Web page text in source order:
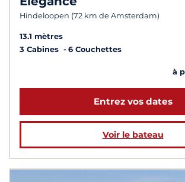
Hindeloopen (72 km de Amsterdam)
13.1 mètres
3 Cabines
6 Couchettes
à
Entrez vos dates
Voir le bateau